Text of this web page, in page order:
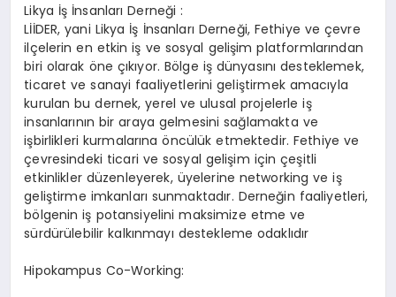
Likya İş İnsanları Derneği :
LİİDER, yani Likya İş İnsanları Derneği, Fethiye ve çevre
ilçelerin en etkin iş ve sosyal gelişim platformlarından
biri olarak öne çıkıyor. Bölge iş dünyasını desteklemek,
ticaret ve sanayi faaliyetlerini geliştirmek amacıyla
kurulan bu dernek, yerel ve ulusal projelerle iş
insanlarının bir araya gelmesini sağlamakta ve
işbirlikleri kurmalarına öncülük etmektedir. Fethiye ve
çevresindeki ticari ve sosyal gelişim için çeşitli
etkinlikler düzenleyerek, üyelerine networking ve iş
geliştirme imkanları sunmaktadır. Derneğin faaliyetleri,
bölgenin iş potansiyelini maksimize etme ve
sürdürülebilir kalkınmayı destekleme odaklıdır
Hipokampus Co-Working: